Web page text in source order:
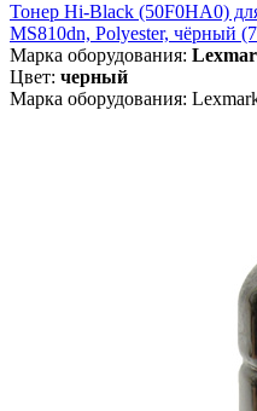
Тонер Hi-Black (50F0HA0)
MS810dn, Polyester, чёрный
Марка оборудования:
Цвет: черный
Марка оборудования: